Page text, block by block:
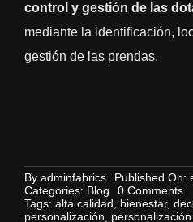
control y gestión de las
mediante la identificación,
gestión de las prendas.
By adminfabrics
Published On:
Categories: Blog 0 Commentson
Tags: alta calidad bienestar,
personalización